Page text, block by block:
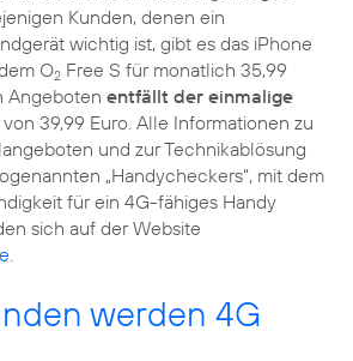
Kunden, denen ein
wichtig ist, gibt es das iPhone
O2 Free S für monatlich 35,99
Angeboten entfällt der einmalige
von 39,99 Euro. Alle Informationen zu
und zur Technikablösung
„Handycheckers“, mit dem
für ein 4G-fähiges Handy
sich auf der Website
werden 4G